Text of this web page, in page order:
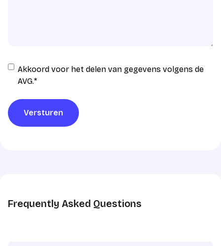
Instemming
AVG
Akkoord voor het delen van gegevens volgens de
AVG.*
Versturen
Frequently Asked Questions